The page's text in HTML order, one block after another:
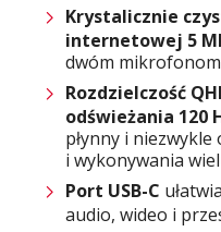
Krystalicznie
internetowej 5
dwóm
Rozdzielczość
odświeżania 120
płynny i
i wykonywania
Port USB-C
audio, wideo i